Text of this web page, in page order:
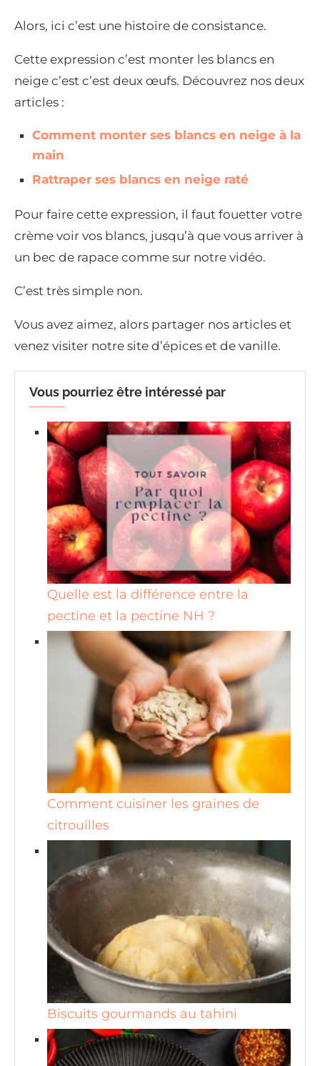
Alors, ici c’est une histoire de consistance.
Cette expression c’est monter les blancs en
neige c’est c’est deux œufs. Découvrez nos deux
articles :
Comment monter ses blancs en neige à la
main
Rattraper ses blancs en neige raté
Pour faire cette expression, il faut fouetter votre
crème voir vos blancs, jusqu’à que vous arriver à
un bec de rapace comme sur notre vidéo.
C’est très simple non.
Vous avez aimez, alors partager nos articles et
venez visiter notre site d’épices et de vanille.
Vous pourriez être intéressé par
Quelle est la différence entre la
pectine et la pectine NH ?
Comment cuisiner les graines de
citrouilles
Biscuits gourmands au tahini